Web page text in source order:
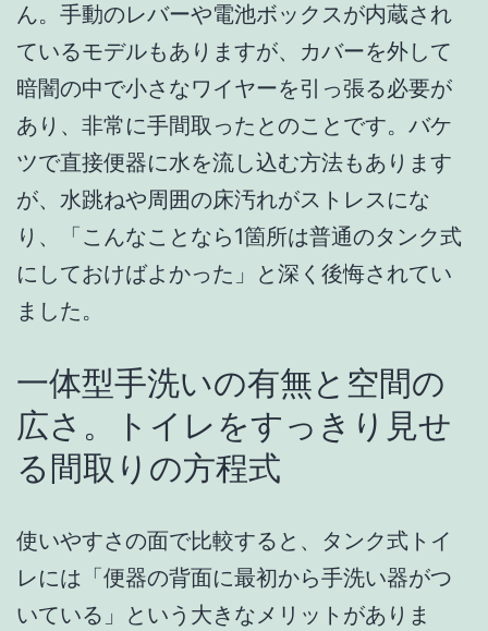
ん。手動のレバーや電池ボックスが内蔵され
ているモデルもありますが、カバーを外して
暗闇の中で小さなワイヤーを引っ張る必要が
あり、非常に手間取ったとのことです。バケ
ツで直接便器に水を流し込む方法もあります
が、水跳ねや周囲の床汚れがストレスにな
り、「こんなことなら1箇所は普通のタンク式
にしておけばよかった」と深く後悔されてい
ました。
一体型手洗いの有無と空間の
広さ。トイレをすっきり見せ
る間取りの方程式
使いやすさの面で比較すると、タンク式トイ
レには「便器の背面に最初から手洗い器がつ
いている」という大きなメリットがありま